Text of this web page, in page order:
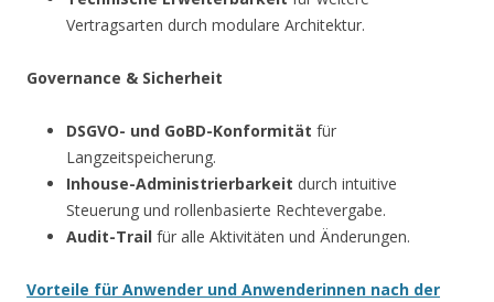
Vertragsarten durch modulare Architektur.
Governance & Sicherheit
DSGVO- und GoBD-Konformität für
Langzeitspeicherung.
Inhouse-Administrierbarkeit durch intuitive
Steuerung und rollenbasierte Rechtevergabe.
Audit-Trail für alle Aktivitäten und Änderungen.
Vorteile für Anwender und Anwenderinnen nach der